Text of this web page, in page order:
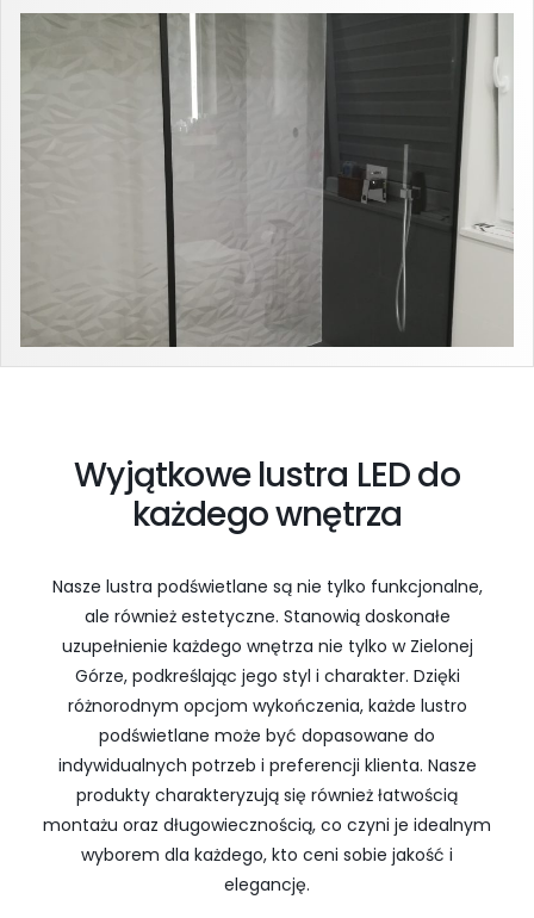
Wyjątkowe lustra LED do
każdego wnętrza
Nasze lustra podświetlane są nie tylko funkcjonalne,
ale również estetyczne. Stanowią doskonałe
uzupełnienie każdego wnętrza nie tylko w Zielonej
Górze, podkreślając jego styl i charakter. Dzięki
różnorodnym opcjom wykończenia, każde lustro
podświetlane może być dopasowane do
indywidualnych potrzeb i preferencji klienta. Nasze
produkty charakteryzują się również łatwością
montażu oraz długowiecznością, co czyni je idealnym
wyborem dla każdego, kto ceni sobie jakość i
elegancję.